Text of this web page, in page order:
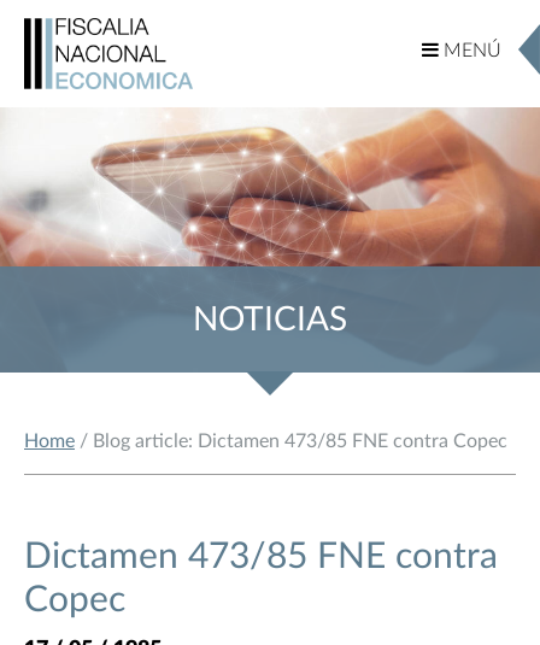
MENÚ
MENÚ
NOTICIAS
Home / Blog article: Dictamen 473/85 FNE contra Copec
Dictamen 473/85 FNE contra
Copec